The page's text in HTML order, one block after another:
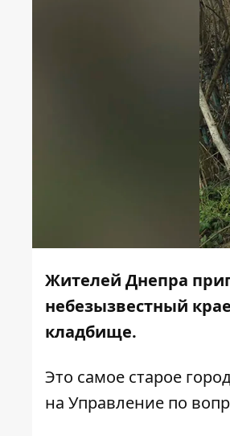
Жителей Днепра
небезызвестный
кладбище.
Это самое старое
на Управление по